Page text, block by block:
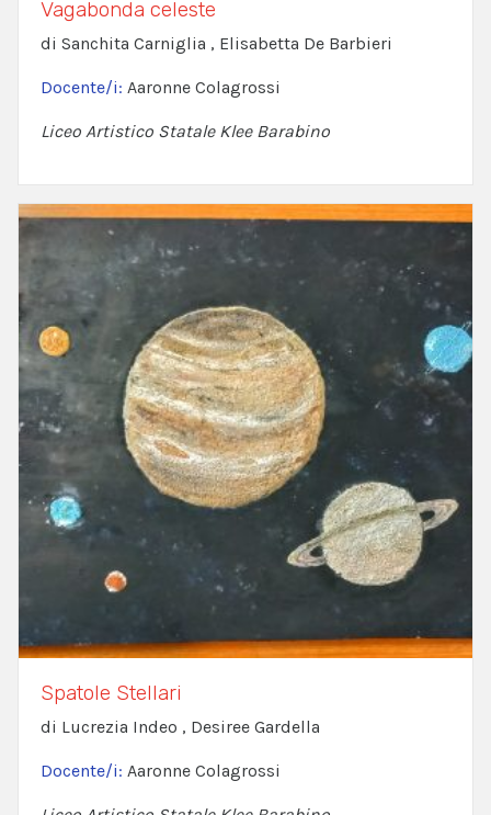
Vagabonda celeste
di Sanchita Carniglia , Elisabetta De Barbieri
Docente/i: Aaronne Colagrossi
Liceo Artistico Statale Klee Barabino
Spatole Stellari
di Lucrezia Indeo , Desiree Gardella
Docente/i: Aaronne Colagrossi